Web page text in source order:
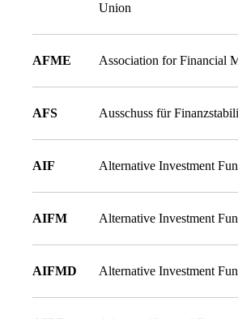
Union
AFME Association for Financial
AFS Ausschuss für
AIF Alternative Investment
AIFM Alternative Investment
AIFMD Alternative Investment